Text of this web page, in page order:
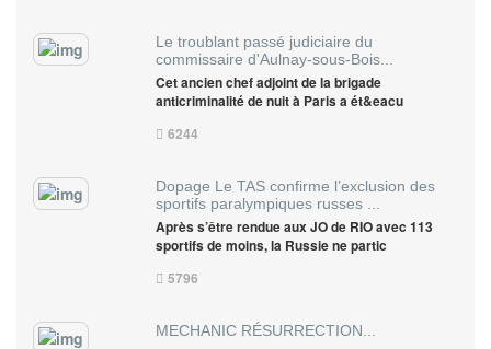
Le troublant passé judiciaire du
commissaire d'Aulnay-sous-Bois...
Cet ancien chef adjoint de la brigade
anticriminalité de nuit à Paris a ét&eacu
6244
Dopage Le TAS confirme l’exclusion des
sportifs paralympiques russes ...
Après s’être rendue aux JO de RIO avec 113
sportifs de moins, la Russie ne partic
5796
MECHANIC RÉSURRECTION...